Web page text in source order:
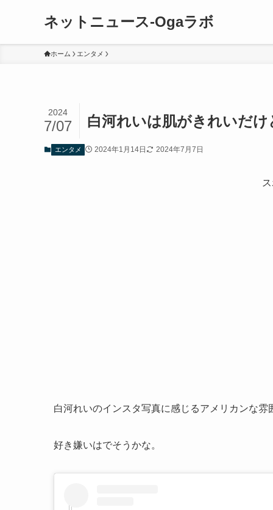
ネットニュース-Ogaラボ
ホーム エンタメ
白河れいは肌がきれいだ
2024
7/07
エンタメ 2024年1月14日 2024年7月7日
白河れいのインスタ写真に感じるアメリカンな雰
好き嫌いはでそうかな。